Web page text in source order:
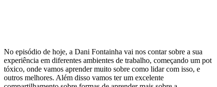
No episódio de hoje, a Dani Fontainha vai nos contar sobre a sua
experiência em diferentes ambientes de trabalho, começando um pot
tóxico, onde vamos aprender muito sobre como lidar com isso, e
outros melhores. Além disso vamos ter um excelente